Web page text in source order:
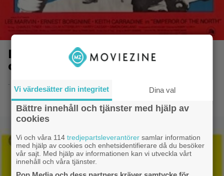
Den grymme, den starke och
den fege
- 8.6.2014 20:50
Vi värdesätter din integritet Dina val
Bättre innehåll och tjänster med hjälp av
cookies
Vi och våra 114tredjepartsleverantörer samlar information
med hjälp av cookies och enhetsidentifierare då du besöker
vår sajt. Med hjälp av informationen kan vi utveckla vårt
innehåll och våra tjänster.